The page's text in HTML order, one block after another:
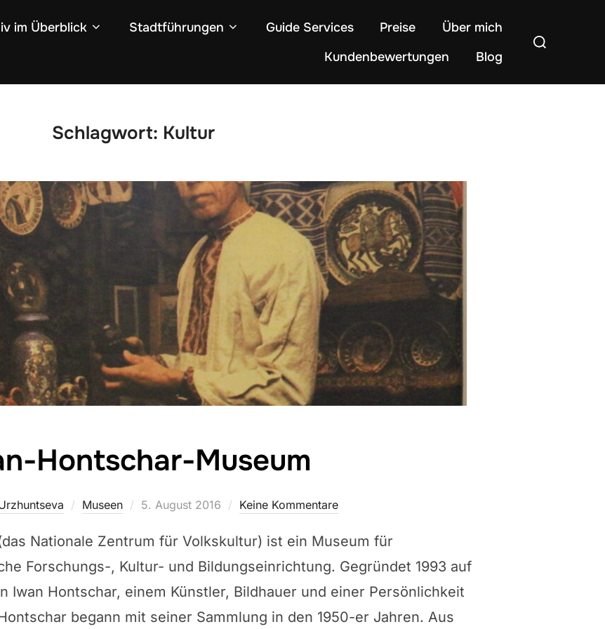
im Überblick Stadtführungen Guide Services Preise
Über mich
Kundenbewertungen
Blog
Suchen
Schlagwort: Kultur
Hontschar-Museum
Museen
Veröffentlicht
5. August 2016 Keine Kommentare
Nationale Zentrum für Volkskultur) ist ein Museum für
Forschungs-, Kultur- und Bildungseinrichtung. Gegründet 1993 auf
Iwan Hontschar, einem Künstler, Bildhauer und einer Persönlichkeit
begann mit seiner Sammlung in den 1950-er Jahren. Aus